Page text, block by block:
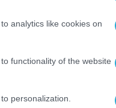
analytics like cookies on
functionality of the website
personalization.
σε 80 χώρες και
πλατφόρμα της
technical και
ολόκληρο τον